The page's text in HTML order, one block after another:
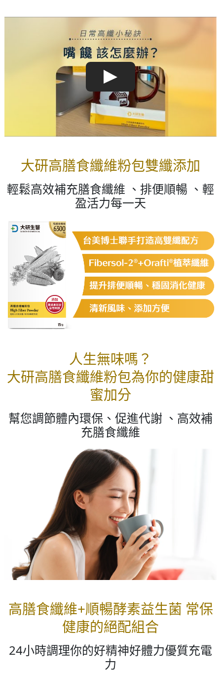
大研高膳食纖維粉包雙纖添加
輕鬆高效補充膳食纖維 、排便順暢 、輕
盈活力每一天
人生無味嗎？
大研高膳食纖維粉包為你的健康甜
蜜加分
幫您調節體內環保、促進代謝 、高效補
充膳食纖維
高膳食纖維+順暢酵素益生菌 常保
健康的絕配組合
24小時調理你的好精神好體力優質充電
力